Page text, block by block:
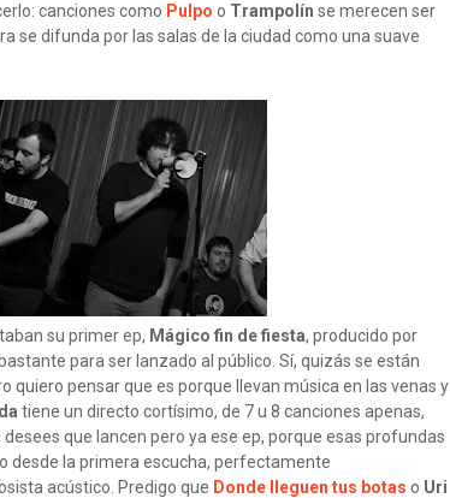
canciones como Pulpo o Trampolín se merecen ser
se difunda por las salas de la ciudad como una suave
su primer ep, Mágico fin de fiesta, producido por
para ser lanzado al público. Sí, quizás se están
quiero pensar que es porque llevan música en las venas y
tiene un directo cortísimo, de 7 u 8 canciones apenas,
que lancen pero ya ese ep, porque esas profundas
desde la primera escucha, perfectamente
acústico. Predigo que Donde lleguen tus botas o Uri